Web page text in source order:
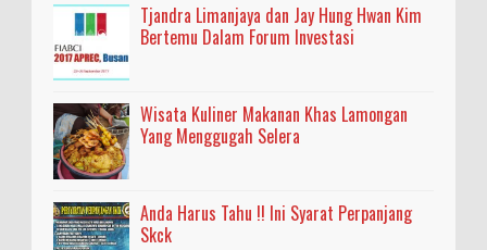
Tjandra Limanjaya dan Jay Hung Hwan Kim
Bertemu Dalam Forum Investasi
Wisata Kuliner Makanan Khas Lamongan
Yang Menggugah Selera
Anda Harus Tahu !! Ini Syarat Perpanjang
Skck